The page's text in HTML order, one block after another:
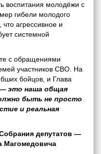
воспитания молодёжи с
гибели молодого
агрессивное и
системной
с обращениями
участников СВО. На
бойцов, и Глава
это наша общая
быть не просто
и реальная
депутатов —
Магомедовича